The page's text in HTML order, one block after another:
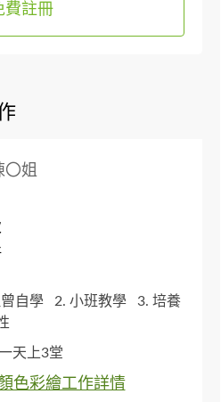
費註冊
〇姐
自學 2. 小班教學
3. 培養
天上3堂
色彩繪工作詳情